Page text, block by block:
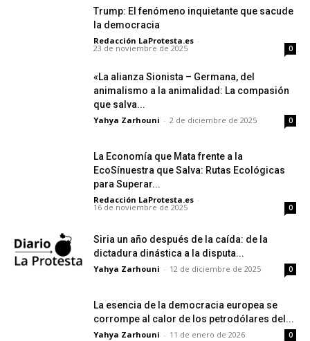
Trump: El fenómeno inquietante que sacude
la democracia
Redacción LaProtesta.es -
23 de noviembre de 2025 0
«La alianza Sionista – Germana, del
animalismo a la animalidad: La compasión
que salva...
Yahya Zarhouni - 2 de diciembre de 2025 0
La Economía que Mata frente a la
EcoSínuestra que Salva: Rutas Ecológicas
para Superar...
Redacción LaProtesta.es -
16 de noviembre de 2025 0
Siria un año después de la caída: de la
dictadura dinástica a la disputa...
Yahya Zarhouni - 12 de diciembre de 2025 0
La esencia de la democracia europea se
corrompe al calor de los petrodólares del...
Yahya Zarhouni - 11 de enero de 2026 0